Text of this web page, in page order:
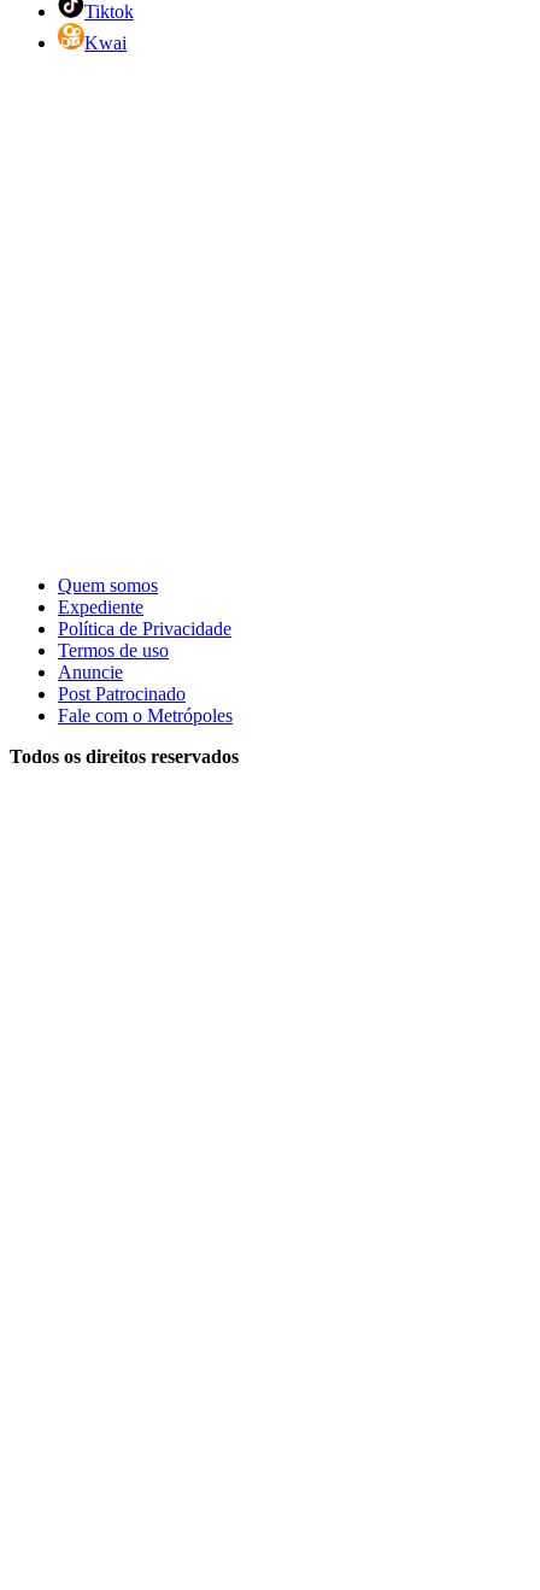
Tiktok
Kwai
Quem somos
Expediente
Política de Privacidade
Termos de uso
Anuncie
Post Patrocinado
Fale com o Metrópoles
Todos os direitos reservados